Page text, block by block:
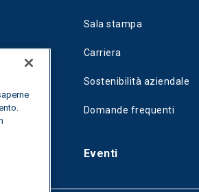
Sala stampa
Carriera
Sostenibilità aziendale
Domande frequenti
Eventi